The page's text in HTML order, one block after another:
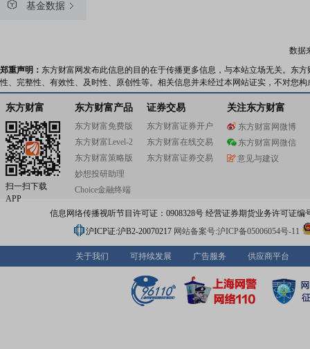
基金数据
数据
郑重声明： 东方财富网发布此信息的目的在于传播更多信息，与本站立场无关。东
性、完整性、有效性、及时性、原创性等。相关信息并未经过本网站证实，不对您
东方财富
扫一扫下载
APP
东方财富产品
东方财富免费版
东方财富Level-2
东方财富策略版
妙想投研助理
Choice金融终端
证券交易
东方财富证券开户
东方财富在线交易
东方财富证券交易
关注东方财富
东方财富网微博
东方财富网微信
意见与建议
信息网络传播视听节目许可证：0908328号 经营证券期货业务许可证编
沪ICP证:沪B2-20070217 网站备案号:沪ICP备05006054号-11
关于我们 可持续发展 广告服务 供应商平台